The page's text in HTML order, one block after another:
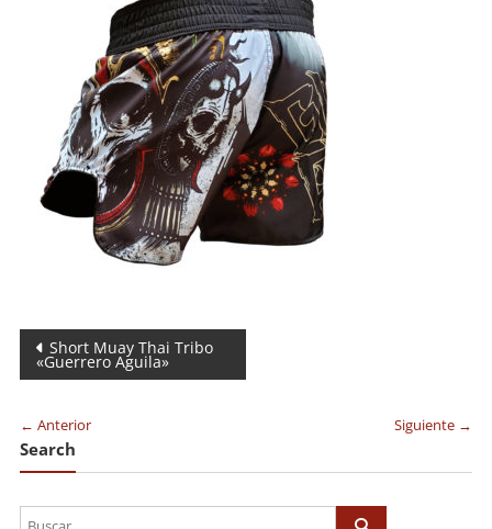
Navegación
de
entradas
Short Muay Thai Tribo
«Guerrero Aguila»
← Anterior Siguiente →
Search